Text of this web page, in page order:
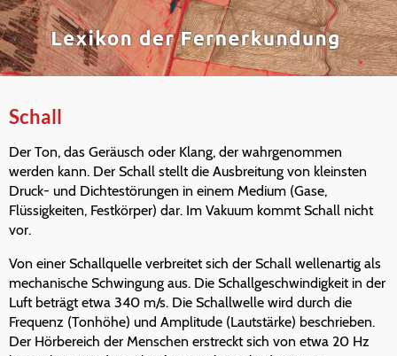
Schall
Der Ton, das Geräusch oder Klang, der wahrgenommen
werden kann. Der Schall stellt die Ausbreitung von kleinsten
Druck- und Dichtestörungen in einem Medium (Gase,
Flüssigkeiten, Festkörper) dar. Im Vakuum kommt Schall nicht
vor.
Von einer Schallquelle verbreitet sich der Schall wellenartig als
mechanische Schwingung aus. Die Schallgeschwindigkeit in der
Luft beträgt etwa 340 m/s. Die Schallwelle wird durch die
Frequenz (Tonhöhe) und Amplitude (Lautstärke) beschrieben.
Der Hörbereich der Menschen erstreckt sich von etwa 20 Hz